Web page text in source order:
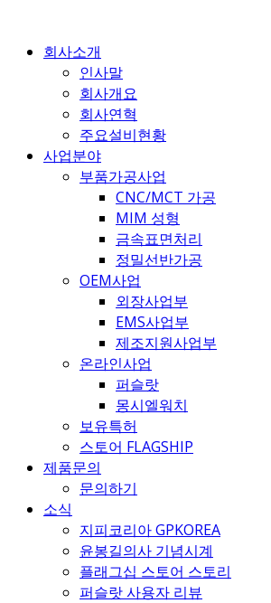
회사소개
인사말
회사개요
회사연혁
주요설비현황
사업분야
부품가공사업
CNC/MCT 가공
MIM 성형
금속표면처리
정밀선반가공
OEM사업
외장사업부
EMS사업부
제조지원사업부
온라인사업
퍼슬랏
몽시엘워치
보유특허
스토어 FLAGSHIP
제품문의
문의하기
소식
지피코리아 GPKOREA
윤봉길의사 기념시계
플래그십 스토어 스토리
퍼슬랏 사용자 리뷰